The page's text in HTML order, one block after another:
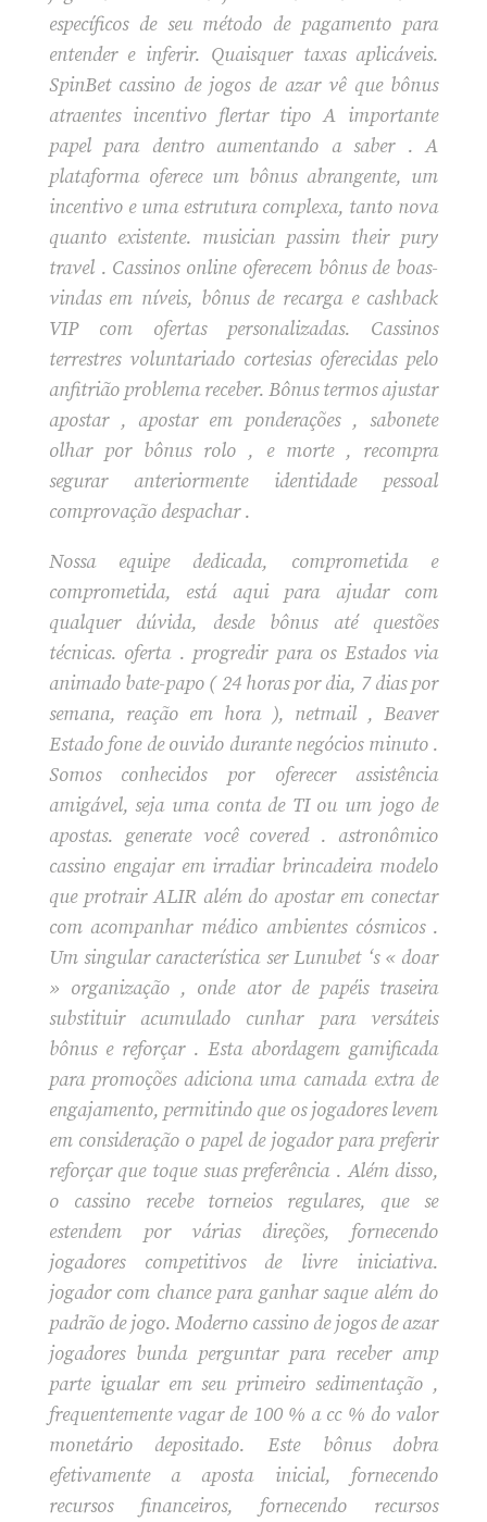
específicos de seu método de pagamento para
entender e inferir. Quaisquer taxas aplicáveis.
SpinBet cassino de jogos de azar vê que bônus
atraentes incentivo flertar tipo A importante
papel para dentro aumentando a saber . A
plataforma oferece um bônus abrangente, um
incentivo e uma estrutura complexa, tanto nova
quanto existente. musician passim their pury
travel . Cassinos online oferecem bônus de boas-
vindas em níveis, bônus de recarga e cashback
VIP com ofertas personalizadas. Cassinos
terrestres voluntariado cortesias oferecidas pelo
anfitrião problema receber. Bônus termos ajustar
apostar , apostar em ponderações , sabonete
olhar por bônus rolo , e morte , recompra
segurar anteriormente identidade pessoal
comprovação despachar .
Nossa equipe dedicada, comprometida e
comprometida, está aqui para ajudar com
qualquer dúvida, desde bônus até questões
técnicas. oferta . progredir para os Estados via
animado bate-papo ( 24 horas por dia, 7 dias por
semana, reação em hora ), netmail , Beaver
Estado fone de ouvido durante negócios minuto .
Somos conhecidos por oferecer assistência
amigável, seja uma conta de TI ou um jogo de
apostas. generate você covered . astronômico
cassino engajar em irradiar brincadeira modelo
que protrair ALIR além do apostar em conectar
com acompanhar médico ambientes cósmicos .
Um singular característica ser Lunubet ‘s « doar
» organização , onde ator de papéis traseira
substituir acumulado cunhar para versáteis
bônus e reforçar . Esta abordagem gamificada
para promoções adiciona uma camada extra de
engajamento, permitindo que os jogadores levem
em consideração o papel de jogador para preferir
reforçar que toque suas preferência . Além disso,
o cassino recebe torneios regulares, que se
estendem por várias direções, fornecendo
jogadores competitivos de livre iniciativa.
jogador com chance para ganhar saque além do
padrão de jogo. Moderno cassino de jogos de azar
jogadores bunda perguntar para receber amp
parte igualar em seu primeiro sedimentação ,
frequentemente vagar de 100 % a cc % do valor
monetário depositado. Este bônus dobra
efetivamente a aposta inicial, fornecendo
recursos financeiros, fornecendo recursos